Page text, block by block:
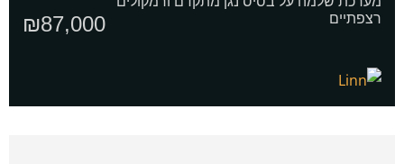
רצפתיים
₪87,000